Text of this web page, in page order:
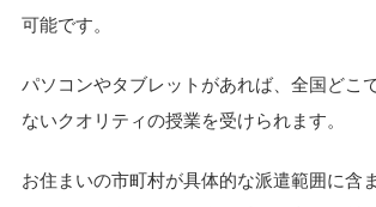
可能です。
パソコンやタブレットがあれば、全国どこ
ないクオリティの授業を受けられます。
お住まいの市町村が具体的な派遣範囲に含